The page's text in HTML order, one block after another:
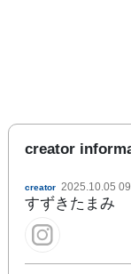
creator
creator 2025.10.05
すずきたまみ